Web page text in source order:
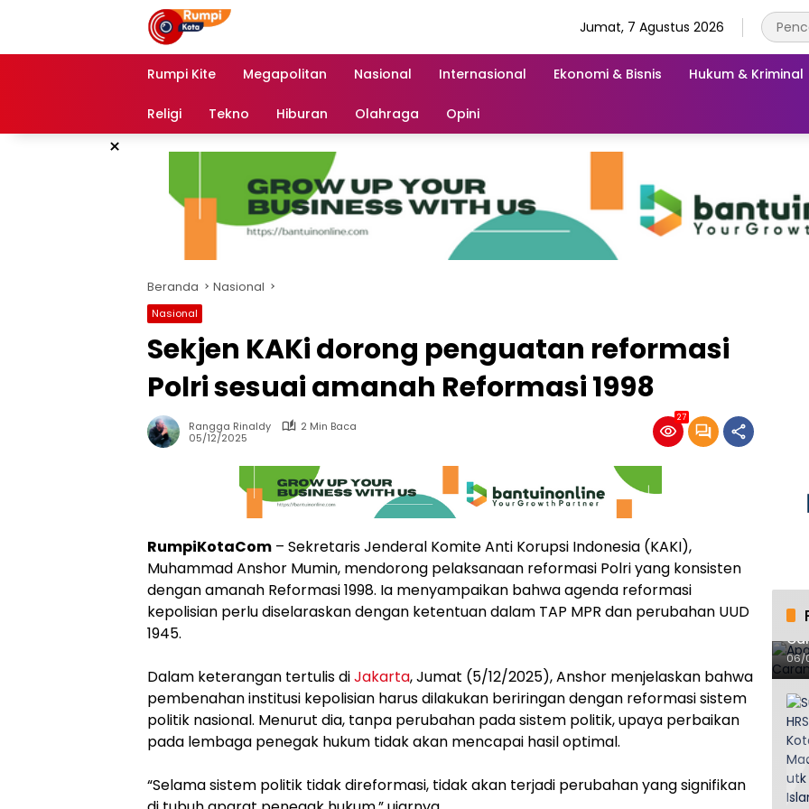
Jumat, 7 Agustus 2026
Rumpi Kite Megapolitan Nasional Internasional Ekonomi & Bisnis Hukum & Kriminal
Religi Tekno Hiburan Olahraga Opini
×
Beranda Nasional
Nasional
Sekjen KAKi dorong penguatan reformasi
Polri sesuai amanah Reformasi 1998
Rangga Rinaldy
2 Min Baca
05/12/2025
27
RumpiKotaCom – Sekretaris Jenderal Komite Anti Korupsi Indonesia (KAKI),
Muhammad Anshor Mumin, mendorong pelaksanaan reformasi Polri yang konsisten
dengan amanah Reformasi 1998. Ia menyampaikan bahwa agenda reformasi
kepolisian perlu diselaraskan dengan ketentuan dalam TAP MPR dan perubahan UUD
1945.
Dalam keterangan tertulis diJakarta, Jumat (5/12/2025), Anshor menjelaskan bahwa
pembenahan institusi kepolisian harus dilakukan beriringan dengan reformasi sistem
politik nasional. Menurut dia, tanpa perubahan pada sistem politik, upaya perbaikan
pada lembaga penegak hukum tidak akan mencapai hasil optimal.
“Selama sistem politik tidak direformasi, tidak akan terjadi perubahan yang signifikan
06/